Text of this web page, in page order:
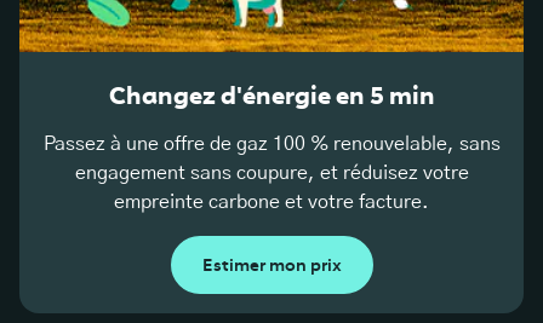
Changez d'énergie en 5 min
Passez à une offre de gaz 100 % renouvelable, sans
engagement sans coupure, et réduisez votre
empreinte carbone et votre facture.
Estimer mon prix